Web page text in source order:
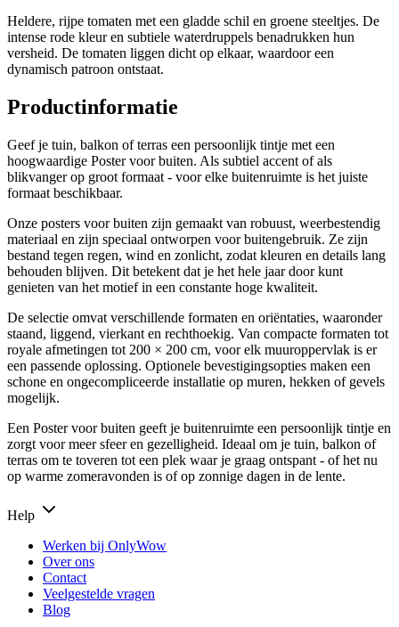
Heldere, rijpe tomaten met een gladde schil en groene steeltjes. De
intense rode kleur en subtiele waterdruppels benadrukken hun
versheid. De tomaten liggen dicht op elkaar, waardoor een
dynamisch patroon ontstaat.
Productinformatie
Geef je tuin, balkon of terras een persoonlijk tintje met een
hoogwaardige Poster voor buiten. Als subtiel accent of als
blikvanger op groot formaat - voor elke buitenruimte is het juiste
formaat beschikbaar.
Onze posters voor buiten zijn gemaakt van robuust, weerbestendig
materiaal en zijn speciaal ontworpen voor buitengebruik. Ze zijn
bestand tegen regen, wind en zonlicht, zodat kleuren en details lang
behouden blijven. Dit betekent dat je het hele jaar door kunt
genieten van het motief in een constante hoge kwaliteit.
De selectie omvat verschillende formaten en oriëntaties, waaronder
staand, liggend, vierkant en rechthoekig. Van compacte formaten tot
royale afmetingen tot 200 × 200 cm, voor elk muuroppervlak is er
een passende oplossing. Optionele bevestigingsopties maken een
schone en ongecompliceerde installatie op muren, hekken of gevels
mogelijk.
Een Poster voor buiten geeft je buitenruimte een persoonlijk tintje en
zorgt voor meer sfeer en gezelligheid. Ideaal om je tuin, balkon of
terras om te toveren tot een plek waar je graag ontspant - of het nu
op warme zomeravonden is of op zonnige dagen in de lente.
Help
Werken bij OnlyWow
Over ons
Contact
Veelgestelde vragen
Blog